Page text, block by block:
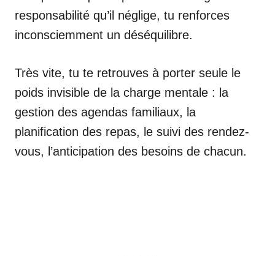
responsabilité qu’il néglige, tu renforces
inconsciemment un déséquilibre.
Très vite, tu te retrouves à porter seule le
poids invisible de la charge mentale : la
gestion des agendas familiaux, la
planification des repas, le suivi des rendez-
vous, l’anticipation des besoins de chacun.